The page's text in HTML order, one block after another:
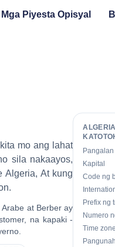
Mga Piyesta Opisyal
mo ang lahat
sila nakaayos,
Algeria, At kung
Arabe at Berber ay
na kapaki -
Kapital
Code ng
Prefix ng
Numero
Time zone